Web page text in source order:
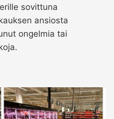
sovittuna
ansiosta
ongelmia tai